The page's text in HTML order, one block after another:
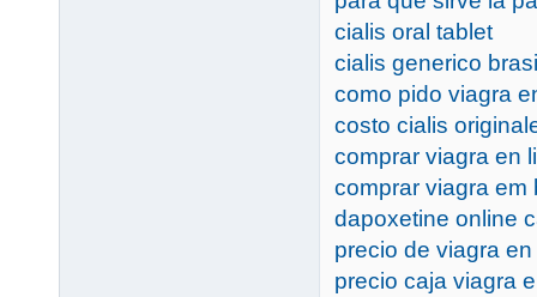
cialis oral tablet
cialis generico
como pido viagra
costo cialis
comprar viagra en
comprar viagra em
dapoxetine online
precio de viagra
precio caja viagra